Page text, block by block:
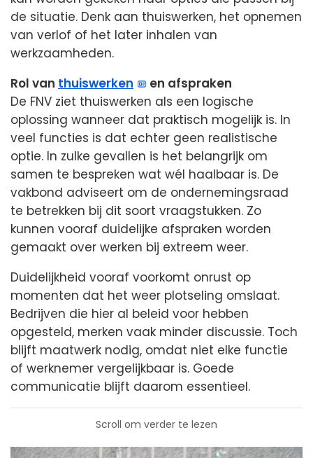
de situatie. Denk aan thuiswerken, het opnemen
van verlof of het later inhalen van
werkzaamheden.
Rol van thuiswerken
en afspraken
De FNV ziet thuiswerken als een logische
oplossing wanneer dat praktisch mogelijk is. In
veel functies is dat echter geen realistische
optie. In zulke gevallen is het belangrijk om
samen te bespreken wat wél haalbaar is. De
vakbond adviseert om de ondernemingsraad
te betrekken bij dit soort vraagstukken. Zo
kunnen vooraf duidelijke afspraken worden
gemaakt over werken bij extreem weer.
Duidelijkheid vooraf voorkomt onrust op
momenten dat het weer plotseling omslaat.
Bedrijven die hier al beleid voor hebben
opgesteld, merken vaak minder discussie. Toch
blijft maatwerk nodig, omdat niet elke functie
of werknemer vergelijkbaar is. Goede
communicatie blijft daarom essentieel.
Scroll om verder te lezen